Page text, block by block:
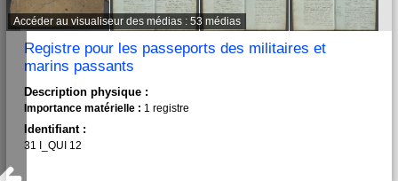
Accéder au visualiseur des médias : 53 médias
Registre pour les passeports des militaires et
marins passants
Description physique :
Importance matérielle : 1 registre
Identifiant :
31 I_QUI 12